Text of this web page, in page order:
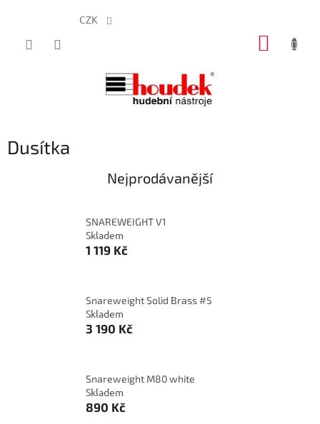
CZK
Dusítka
Nejprodávanější
SNAREWEIGHT V1
Skladem
1 119 Kč
Snareweight Solid Brass #5
Skladem
3 190 Kč
Snareweight M80 white
Skladem
890 Kč